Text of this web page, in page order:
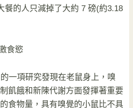
餐的人只減掉了大約 7 磅(約3.18
食慾
的一項研究發現在老鼠身上，嗅
飢餓和新陳代謝方面發揮著重要
食物量，具有嗅覺的小鼠比不具